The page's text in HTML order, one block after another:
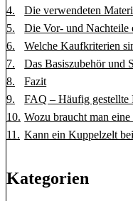
Die verwendeten
Die Vor- und Nachteile
Welche Kaufkriterien
Das Basiszubehör und
Fazit
FAQ – Häufig gestellte
Wozu braucht man
Kann ein Kuppelzelt
Kategorien